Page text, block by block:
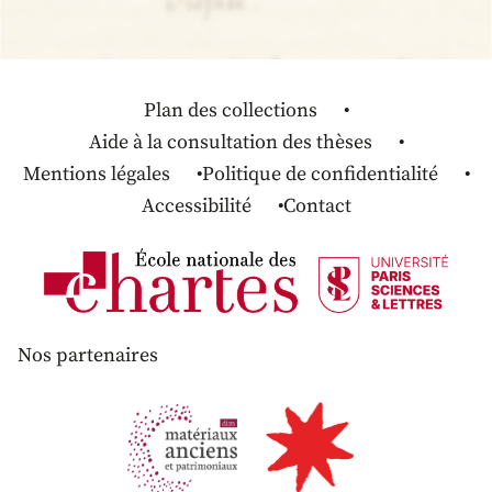
Plan des collections
Aide à la consultation des thèses
Mentions légales
Politique de confidentialité
Accessibilité
Contact
Nos partenaires